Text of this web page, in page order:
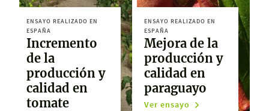
ENSAYO REALIZADO EN
ESPAÑA
Incremento
de la
producción y
calidad en
tomate
ENSAYO REALIZADO EN
ESPAÑA
Mejora de la
producción y
calidad en
paraguayo
Ver ensayo